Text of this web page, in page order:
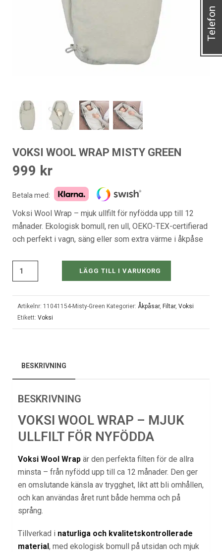
VOKSI WOOL WRAP MISTY GREEN
999 kr
Betala med:
Voksi Wool Wrap – mjuk ullfilt för nyfödda upp till 12
månader. Ekologisk bomull, ren ull, OEKO-TEX-certifierad
och perfekt i vagn, säng eller som extra värme i åkpåse
LÄGG TILL I VARUKORG
Artikelnr: 11041154-Misty-Green Kategorier: Åkpåsar, Filtar, Voksi
Etikett: Voksi
BESKRIVNING
BESKRIVNING
VOKSI WOOL WRAP – MJUK
ULLFILT FÖR NYFÖDDA
Voksi Wool Wrap är den perfekta filten för de allra
minsta – från nyfödd upp till ca 12 månader. Den ger
en omslutande känsla av trygghet, likt att bli omhållen,
och kan användas året runt både hemma och på
språng.
Tillverkad i naturliga och kvalitetskontrollerade
material , med ekologisk bomull på utsidan och mjuk
Telefon